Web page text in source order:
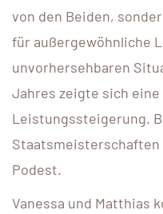
von den Beiden,
für außergewöhnliche
unvorhersehbaren
Jahres zeigte sich eine
Leistungssteigerung.
Staatsmeisterschaften
Podest.
Vanessa und Matthias